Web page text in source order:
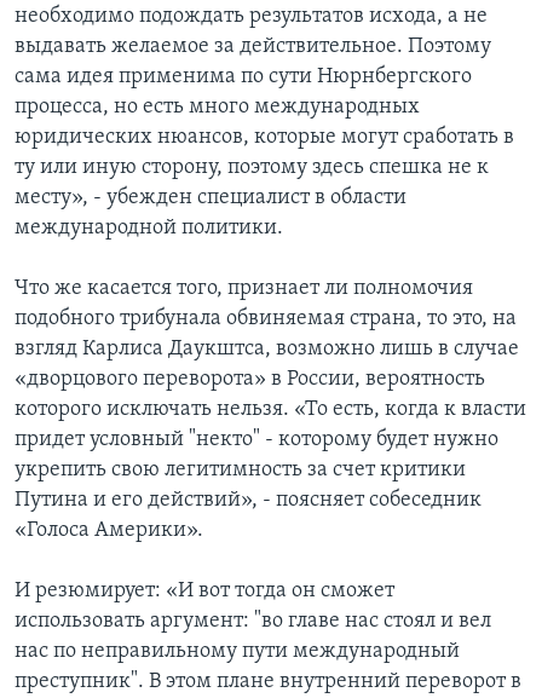
необходимо подождать результатов исхода, а не
выдавать желаемое за действительное. Поэтому
сама идея применима по сути Нюрнбергского
процесса, но есть много международных
юридических нюансов, которые могут сработать в
ту или иную сторону, поэтому здесь спешка не к
месту», - убежден специалист в области
международной политики.
Что же касается того, признает ли полномочия
подобного трибунала обвиняемая страна, то это, на
взгляд Карлиса Даукштса, возможно лишь в случае
«дворцового переворота» в России, вероятность
которого исключать нельзя. «То есть, когда к власти
придет условный "некто" - которому будет нужно
укрепить свою легитимность за счет критики
Путина и его действий», - поясняет собеседник
«Голоса Америки».
И резюмирует: «И вот тогда он сможет
использовать аргумент: "во главе нас стоял и вел
нас по неправильному пути международный
преступник". В этом плане внутренний переворот в